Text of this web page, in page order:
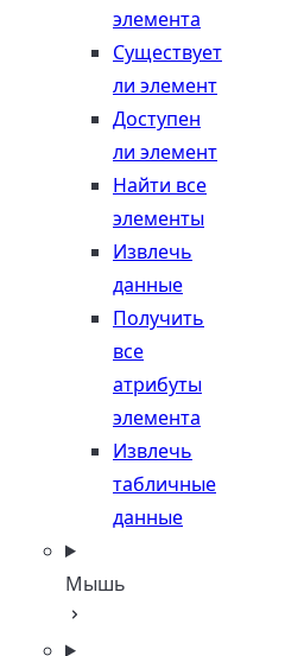
элемента
Существует
ли элемент
Доступен
ли элемент
Найти все
элементы
Извлечь
данные
Получить
все
атрибуты
элемента
Извлечь
табличные
данные
Мышь